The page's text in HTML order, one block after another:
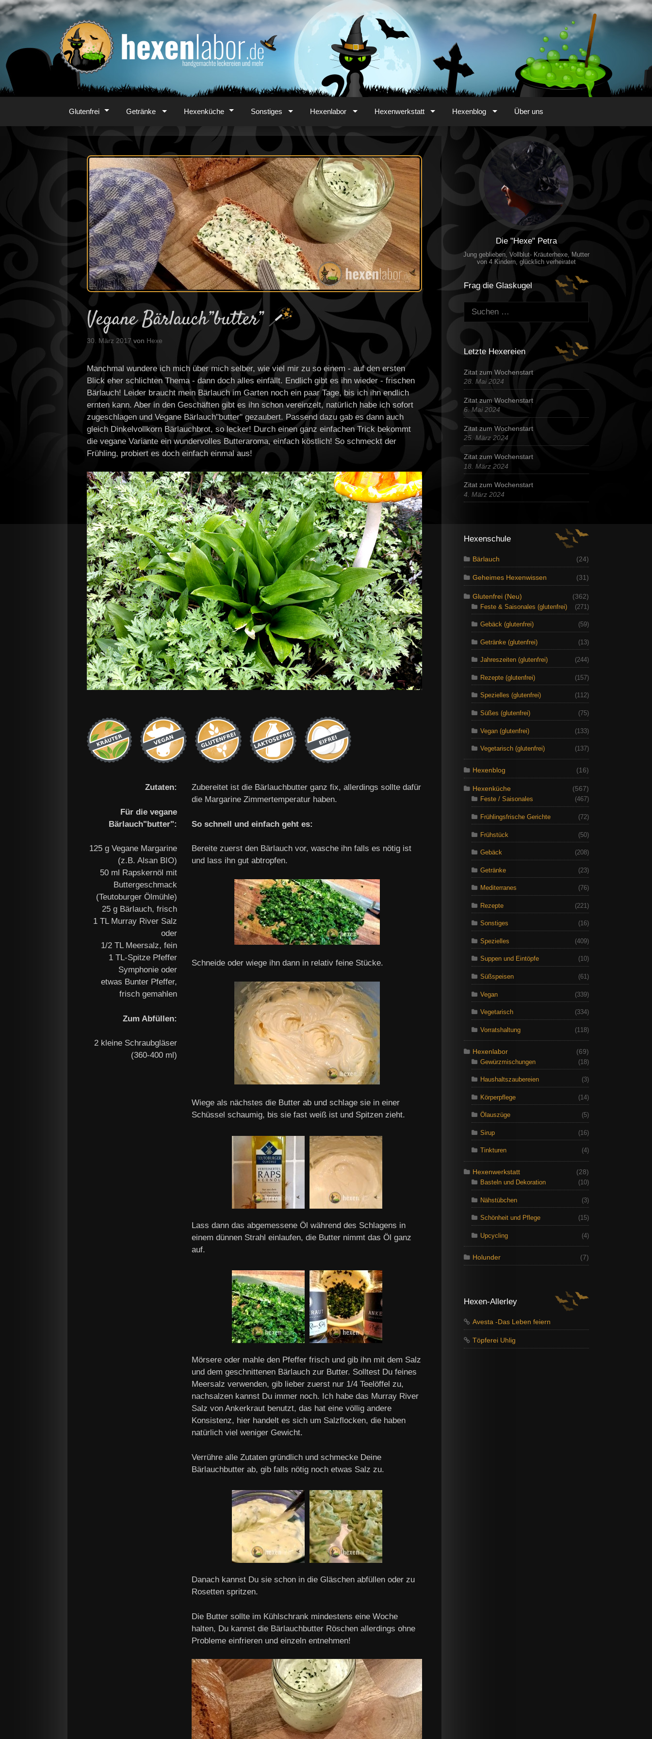
Zum
Inhalt
Glutenfrei Getränke Hexenküche Sonstiges Hexenlabor Hexenwerkstatt Hexenblog Über uns
Vegane Bärlauch”butter”
30. März 2017 von Hexe
Manchmal wundere ich mich über mich selber, wie viel mir zu so einem - auf den ersten
Blick eher schlichten Thema - dann doch alles einfällt. Endlich gibt es ihn wieder - frischen
Bärlauch! Leider braucht mein Bärlauch im Garten noch ein paar Tage, bis ich ihn endlich
ernten kann. Aber in den Geschäften gibt es ihn schon vereinzelt, natürlich habe ich sofort
zugeschlagen und Vegane Bärlauch"butter" gezaubert. Passend dazu gab es dann auch
gleich Dinkelvollkorn Bärlauchbrot, so lecker! Durch einen ganz einfachen Trick bekommt
die vegane Variante ein wundervolles Butteraroma, einfach köstlich! So schmeckt der
Frühling, probiert es doch einfach einmal aus!
Zutaten:
Für die vegane
Bärlauch"butter":
125 g Vegane Margarine
(z.B. Alsan BIO)
50 ml Rapskernöl mit
Buttergeschmack
(Teutoburger Ölmühle)
25 g Bärlauch, frisch
1 TL Murray River Salz
oder
1/2 TL Meersalz, fein
1 TL-Spitze Pfeffer
Symphonie oder
etwas Bunter Pfeffer,
frisch gemahlen
Zum Abfüllen:
2 kleine Schraubgläser
(360-400 ml)
Zubereitet ist die Bärlauchbutter ganz fix, allerdings sollte dafür
die Margarine Zimmertemperatur haben.
So schnell und einfach geht es:
Bereite zuerst den Bärlauch vor, wasche ihn falls es nötig ist
und lass ihn gut abtropfen.
Schneide oder wiege ihn dann in relativ feine Stücke.
Wiege als nächstes die Butter ab und schlage sie in einer
Schüssel schaumig, bis sie fast weiß ist und Spitzen zieht.
Lass dann das abgemessene Öl während des Schlagens in
einem dünnen Strahl einlaufen, die Butter nimmt das Öl ganz
auf.
Mörsere oder mahle den Pfeffer frisch und gib ihn mit dem Salz
und dem geschnittenen Bärlauch zur Butter. Solltest Du feines
Meersalz verwenden, gib lieber zuerst nur 1/4 Teelöffel zu,
nachsalzen kannst Du immer noch. Ich habe das Murray River
Salz von Ankerkraut benutzt, das hat eine völlig andere
Konsistenz, hier handelt es sich um Salzflocken, die haben
natürlich viel weniger Gewicht.
Verrühre alle Zutaten gründlich und schmecke Deine
Bärlauchbutter ab, gib falls nötig noch etwas Salz zu.
Danach kannst Du sie schon in die Gläschen abfüllen oder zu
Rosetten spritzen.
Die Butter sollte im Kühlschrank mindestens eine Woche
halten, Du kannst die Bärlauchbutter Röschen allerdings ohne
Probleme einfrieren und einzeln entnehmen!
Die "Hexe" Petra
Jung geblieben, Vollblut- Kräuterhexe, Mutter
von 4 Kindern, glücklich verheiratet
Frag die Glaskugel
Suchen:
Letzte Hexereien
Zitat zum Wochenstart
28. Mai 2024
Zitat zum Wochenstart
6. Mai 2024
Zitat zum Wochenstart
25. März 2024
Zitat zum Wochenstart
18. März 2024
Zitat zum Wochenstart
4. März 2024
Hexenschule
Bärlauch (24)
Geheimes Hexenwissen (31)
Glutenfrei (Neu)
(362)
Feste & Saisonales (glutenfrei)
(271)
Gebäck (glutenfrei) (59)
Getränke (glutenfrei) (13)
Jahreszeiten (glutenfrei) (244)
Rezepte (glutenfrei) (157)
Spezielles (glutenfrei) (112)
Süßes (glutenfrei) (75)
Vegan (glutenfrei) (133)
Vegetarisch (glutenfrei) (137)
Hexenblog (16)
Hexenküche
(567)
Feste / Saisonales
(467)
Frühlingsfrische Gerichte (72)
Frühstück (50)
Gebäck (208)
Getränke (23)
Mediterranes (76)
Rezepte (221)
Sonstiges (16)
Spezielles (409)
Suppen und Eintöpfe (10)
Süßspeisen (61)
Vegan (339)
Vegetarisch (334)
Vorratshaltung (118)
Hexenlabor
(69)
Gewürzmischungen
(18)
Haushaltszaubereien (3)
Körperpflege (14)
Ölauszüge (5)
Sirup (16)
Tinkturen (4)
Hexenwerkstatt
(28)
Basteln und Dekoration
(10)
Nähstübchen (3)
Schönheit und Pflege (15)
Upcycling (4)
Holunder (7)
Hexen-Allerley
Avesta -Das Leben feiern
Töpferei Uhlig